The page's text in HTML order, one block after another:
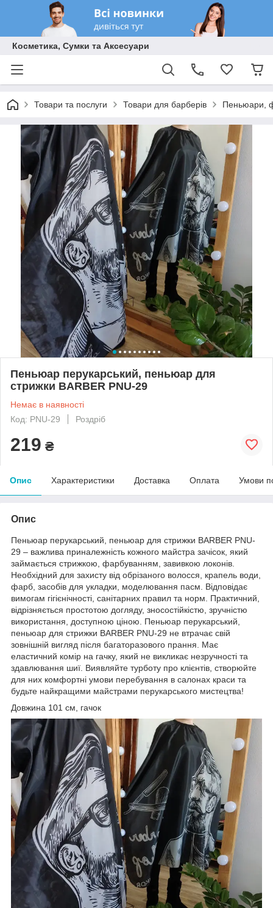
Косметика, Сумки та Аксесуари
Товари та послуги Товари для барберів Пеньюари,
Пеньюар перукарський, пеньюар для
стрижки BARBER PNU-29
Немає в наявності
Код: PNU-29
Роздріб
219 ₴
Опис Характеристики Доставка Оплата Умови
Опис
Пеньюар перукарський, пеньюар для стрижки BARBER PNU-
29 – важлива приналежність кожного майстра зачісок, який
займається стрижкою, фарбуванням, завивкою локонів.
Необхідний для захисту від обрізаного волосся, крапель води,
фарб, засобів для укладки, моделювання пасм. Відповідає
вимогам гігієнічності, санітарних правил та норм. Практичний,
відрізняється простотою догляду, зносостійкістю, зручністю
використання, доступною ціною. Пеньюар перукарський,
пеньюар для стрижки BARBER PNU-29 не втрачає свій
зовнішній вигляд після багаторазового прання. Має
еластичний комір на гачку, який не викликає незручності та
здавлювання шиї. Виявляйте турботу про клієнтів, створюйте
для них комфортні умови перебування в салонах краси та
будьте найкращими майстрами перукарського мистецтва!
Довжина 101 см, гачок